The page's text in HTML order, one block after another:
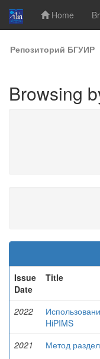
Skip
navigation
Home
Репозиторий БГУИР
Browsing
Issue
Date
Title
2022
HiPIMS
2021 Метод